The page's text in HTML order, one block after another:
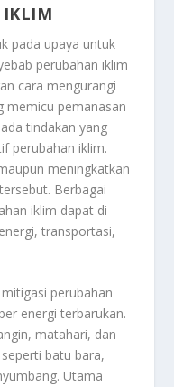
IKLIM
pada upaya untuk
perubahan iklim
cara mengurangi
memicu pemanasan
tindakan yang
perubahan iklim.
meningkatkan
Berbagai
iklim dapat di
transportasi,
perubahan
energi terbarukan.
matahari, dan
batu bara,
Utama